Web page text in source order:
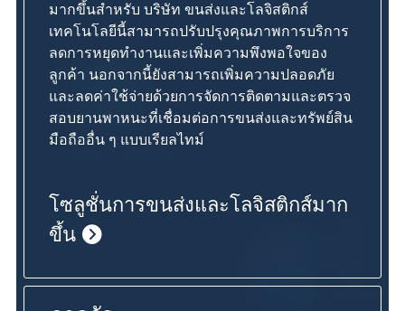
มากขึ้นสำหรับ บริษัท ขนส่งและโลจิสติกส์
เทคโนโลยีนี้สามารถปรับปรุงคุณภาพการบริการ
ลดการหยุดทำงานและเพิ่มความพึงพอใจของ
ลูกค้า นอกจากนี้ยังสามารถเพิ่มความปลอดภัย
และลดค่าใช้จ่ายด้วยการจัดการติดตามและตรวจ
สอบยานพาหนะที่เชื่อมต่อการขนส่งและทรัพย์สิน
มือถืออื่น ๆ แบบเรียลไทม์
โซลูชั่นการขนส่งและโลจิสติกส์มาก
ขึ้น